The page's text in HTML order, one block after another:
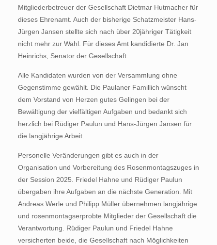
Mitgliederbetreuer der Gesellschaft Dietmar Hutmacher für
dieses Ehrenamt. Auch der bisherige Schatzmeister Hans-
Jürgen Jansen stellte sich nach über 20jähriger Tätigkeit
nicht mehr zur Wahl. Für dieses Amt kandidierte Dr. Jan
Heinrichs, Senator der Gesellschaft.
Alle Kandidaten wurden von der Versammlung ohne
Gegenstimme gewählt. Die Paulaner Famillich wünscht
dem Vorstand von Herzen gutes Gelingen bei der
Bewältigung der vielfältigen Aufgaben und bedankt sich
herzlich bei Rüdiger Paulun und Hans-Jürgen Jansen für
die langjährige Arbeit.
Personelle Veränderungen gibt es auch in der
Organisation und Vorbereitung des Rosenmontagszuges in
der Session 2025. Friedel Hahne und Rüdiger Paulun
übergaben ihre Aufgaben an die nächste Generation. Mit
Andreas Werle und Philipp Müller übernehmen langjährige
und rosenmontagserprobte Mitglieder der Gesellschaft die
Verantwortung. Rüdiger Paulun und Friedel Hahne
versicherten beide, die Gesellschaft nach Möglichkeiten